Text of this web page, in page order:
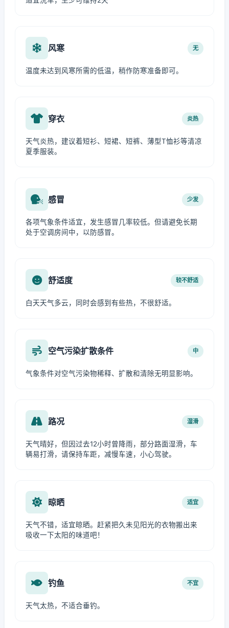
风寒 无
温度未达到风寒所需的低温，稍作防寒准备即可。
穿衣 炎热
天气炎热，建议着短衫、短裙、短裤、薄型T恤衫等清凉
夏季服装。
感冒 少发
各项气象条件适宜，发生感冒几率较低。但请避免长期
处于空调房间中，以防感冒。
舒适度 较不舒适
白天天气多云，同时会感到有些热，不很舒适。
空气污染扩散条件 中
气象条件对空气污染物稀释、扩散和清除无明显影响。
路况 湿滑
天气晴好，但因过去12小时曾降雨，部分路面湿滑，车
辆易打滑，请保持车距，减慢车速，小心驾驶。
晾晒 适宜
天气不错，适宜晾晒。赶紧把久未见阳光的衣物搬出来
吸收一下太阳的味道吧！
钓鱼 不宜
天气太热，不适合垂钓。